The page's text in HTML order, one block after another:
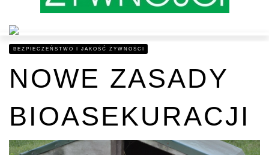
BEZPIECZEŃSTWO I JAKOŚĆ ŻYWNOŚCI
NOWE ZASADY
BIOASEKURACJI